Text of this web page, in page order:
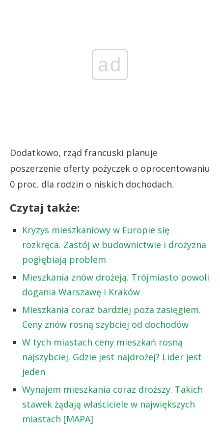
ad
Dodatkowo, rząd francuski planuje
poszerzenie oferty pożyczek o oprocentowaniu
0 proc. dla rodzin o niskich dochodach.
Czytaj także:
Kryzys mieszkaniowy w Europie się
rozkręca. Zastój w budownictwie i drożyzna
pogłębiają problem
Mieszkania znów drożeją. Trójmiasto powoli
dogania Warszawę i Kraków
Mieszkania coraz bardziej poza zasięgiem.
Ceny znów rosną szybciej od dochodów
W tych miastach ceny mieszkań rosną
najszybciej. Gdzie jest najdrożej? Lider jest
jeden
Wynajem mieszkania coraz droższy. Takich
stawek żądają właściciele w największych
miastach [MAPA]